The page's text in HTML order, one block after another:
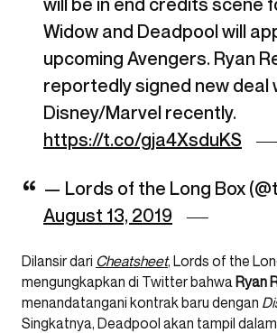
will be in end credits scene
Widow and Deadpool will
upcoming Avengers. Ryan
reportedly signed new deal
Disney/Marvel recently.
https://t.co/gja4XsduKS
— Lords of the Long Box
August 13, 2019
Dilansir dari Cheatsheet, Lords of the
mengungkapkan di Twitter bahwa Ryan
menandatangani kontrak baru dengan
Singkatnya, Deadpool akan tampil